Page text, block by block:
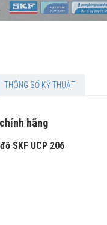
THÔNG SỐ KỸ THUẬT
hãng
SKF UCP 206